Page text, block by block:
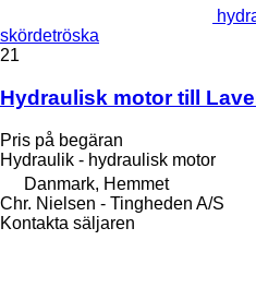
skördetröska
21
Hydraulisk motor till
Pris på begäran
Hydraulik - hydraulisk motor
Danmark, Hemmet
Chr. Nielsen - Tingheden A/S
Kontakta säljaren